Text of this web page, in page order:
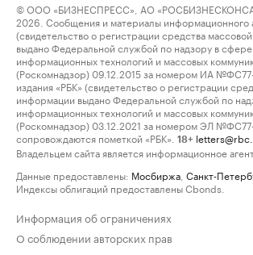
© ООО «БИЗНЕСПРЕСС», АО
2026. Сообщения и материалы информационного
(свидетельство о регистрации средства
выдано Федеральной службой по надзору в сфере
информационных технологий и массовых
(Роскомнадзор) 09.12.2015 за номером ИА
издания «РБК» (свидетельство о регистрации
информации выдано Федеральной службой по
информационных технологий и массовых
(Роскомнадзор) 03.12.2021 за номером ЭЛ
сопровождаются пометкой «РБК».
18+
Владельцем сайта является информационное
Данные предоставлены: Мосбиржа Санкт-
Индексы облигаций предоставлены Cbonds.
Информация об ограничениях
О соблюдении авторских прав